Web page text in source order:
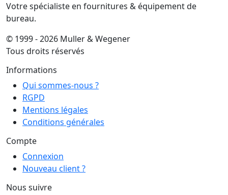
Votre spécialiste en fournitures & équipement de
bureau.
© 1999 - 2026 Muller & Wegener
Tous droits réservés
Informations
Qui sommes-nous ?
RGPD
Mentions légales
Conditions générales
Compte
Connexion
Nouveau client ?
Nous suivre